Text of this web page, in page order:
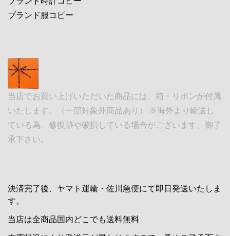
ブランド服コピー
当店でお買い上げいただいた商品には、箱・リボンが付属
いたします。（一部対象外商品あり） ※海外より輸送し
ている為、修復跡や破損している場合がございます。御了
承下さい。
決済完了後、ヤマト運輸・佐川急便にて即日発送いたしま
す。
当店は全商品国内どこでも送料無料